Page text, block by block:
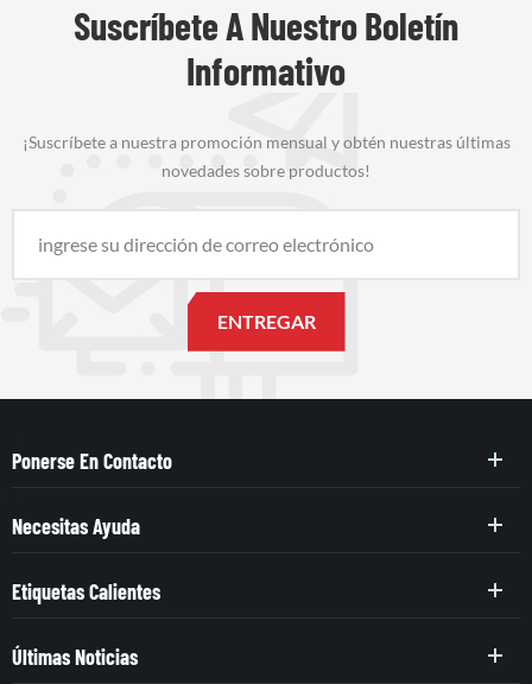
Suscríbete A Nuestro Boletín
Informativo
¡Suscríbete a nuestra promoción mensual y obtén nuestras últimas
novedades sobre productos!
Ponerse En Contacto
Necesitas Ayuda
Etiquetas Calientes
Últimas Noticias